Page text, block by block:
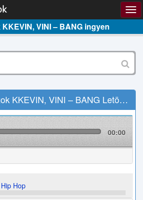
VINI – BANG ingyen
KKEVIN, VINI – BANG Letöltés
00:00
Hop